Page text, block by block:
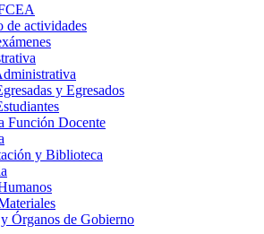
de actividades
y Egresados
Función Docente
y Biblioteca
Órganos de Gobierno